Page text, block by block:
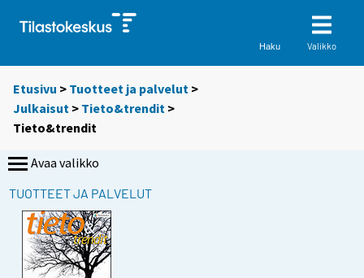
Haku Valikko
Etusivu > Tuotteet ja palvelut >
Julkaisut > Tieto&trendit >
Tieto&trendit
Avaa valikko
TUOTTEET JA PALVELUT